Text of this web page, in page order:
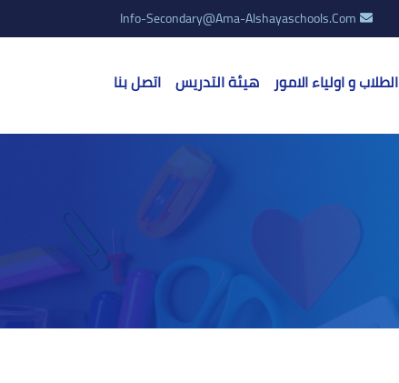
Info-Secondary@ama-Alshayaschools.com
الطلاب و اولياء الامور هيئة التدريس اتصل بنا